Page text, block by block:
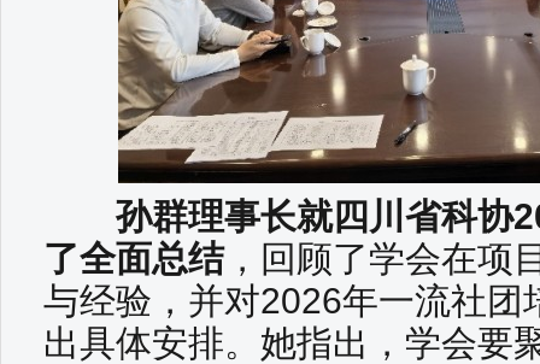
孙群理事长就四川省科协
了全面总结，回顾了学会在项
与经验，并对2026年一流社团
出具体安排。她指出，学会要